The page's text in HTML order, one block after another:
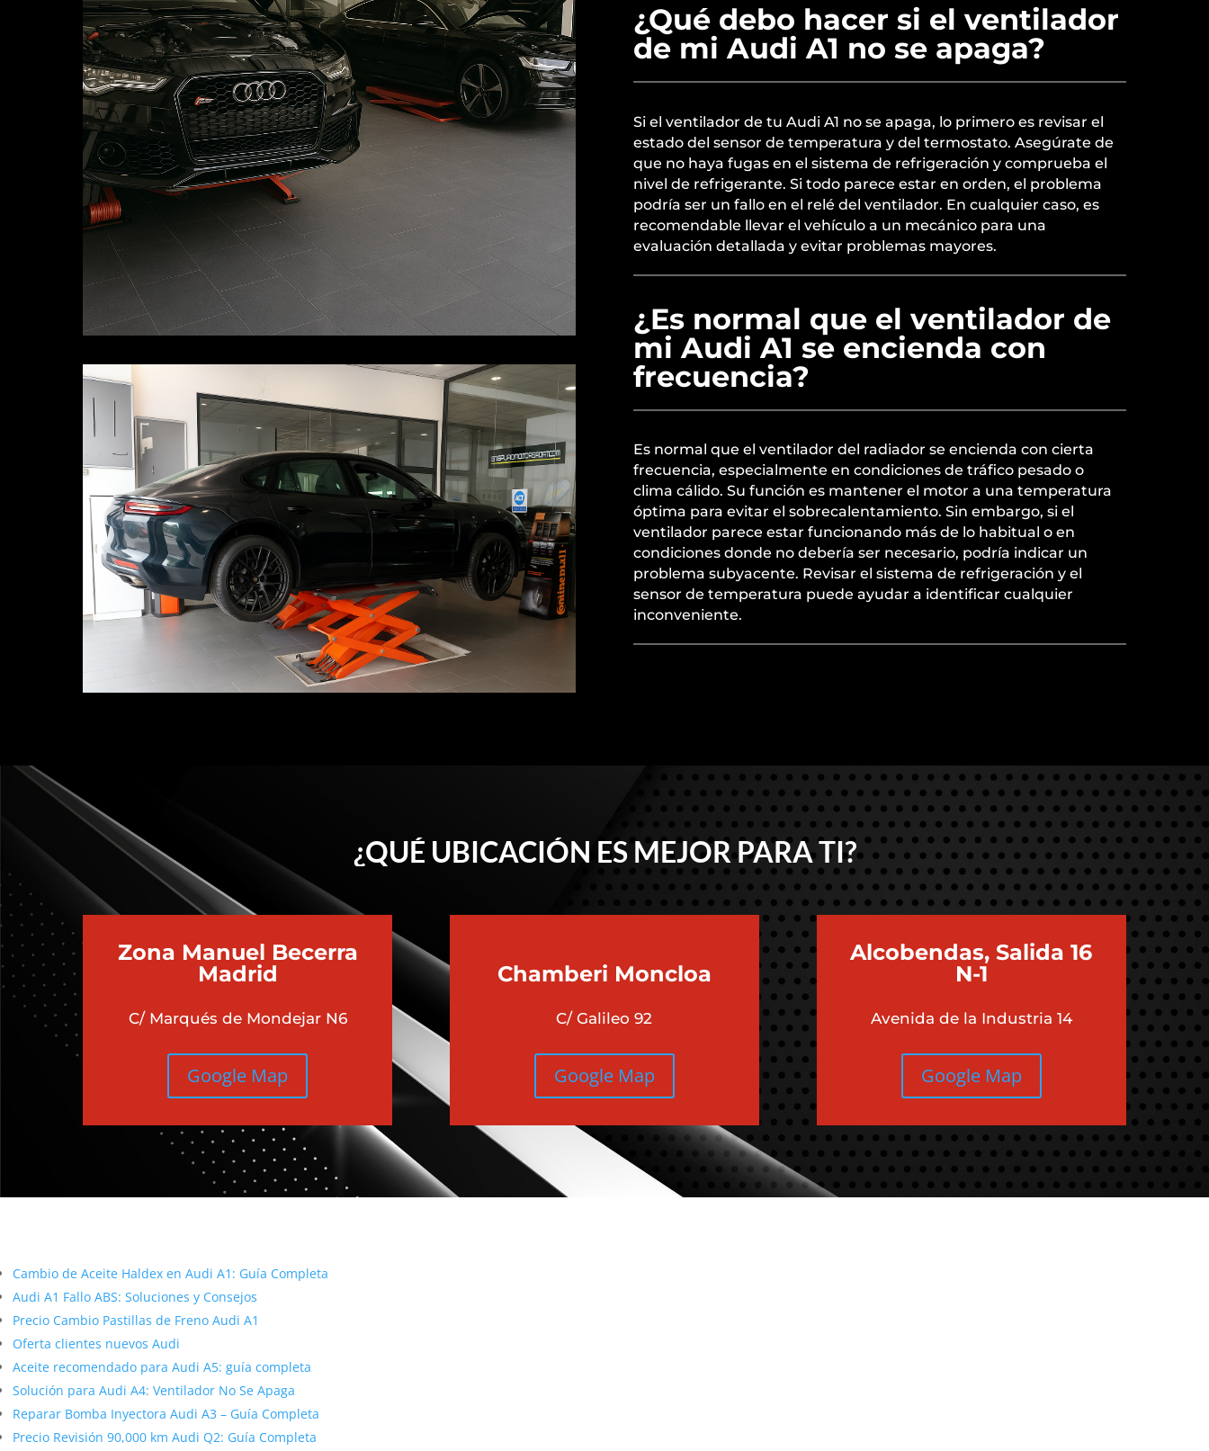
¿Qué debo hacer si el ventilador
de mi Audi A1 no se apaga?
Si el ventilador de tu Audi A1 no se apaga, lo primero es revisar el
estado del sensor de temperatura y del termostato. Asegúrate de
que no haya fugas en el sistema de refrigeración y comprueba el
nivel de refrigerante. Si todo parece estar en orden, el problema
podría ser un fallo en el relé del ventilador. En cualquier caso, es
recomendable llevar el vehículo a un mecánico para una
evaluación detallada y evitar problemas mayores.
¿Es normal que el ventilador de
mi Audi A1 se encienda con
frecuencia?
Es normal que el ventilador del radiador se encienda con cierta
frecuencia, especialmente en condiciones de tráfico pesado o
clima cálido. Su función es mantener el motor a una temperatura
óptima para evitar el sobrecalentamiento. Sin embargo, si el
ventilador parece estar funcionando más de lo habitual o en
condiciones donde no debería ser necesario, podría indicar un
problema subyacente. Revisar el sistema de refrigeración y el
sensor de temperatura puede ayudar a identificar cualquier
inconveniente.
¿QUÉ UBICACIÓN ES MEJOR PARA TI?
Zona Manuel Becerra
Madrid
C/ Marqués de Mondejar N6
Google Map
Chamberi Moncloa
C/ Galileo 92
Google Map
Alcobendas, Salida 16
N-1
Avenida de la Industria 14
Google Map
Cambio de Aceite Haldex en Audi A1: Guía Completa
Audi A1 Fallo ABS: Soluciones y Consejos
Precio Cambio Pastillas de Freno Audi A1
Oferta clientes nuevos Audi
Aceite recomendado para Audi A5: guía completa
Solución para Audi A4: Ventilador No Se Apaga
Reparar Bomba Inyectora Audi A3 – Guía Completa
Precio Revisión 90,000 km Audi Q2: Guía Completa